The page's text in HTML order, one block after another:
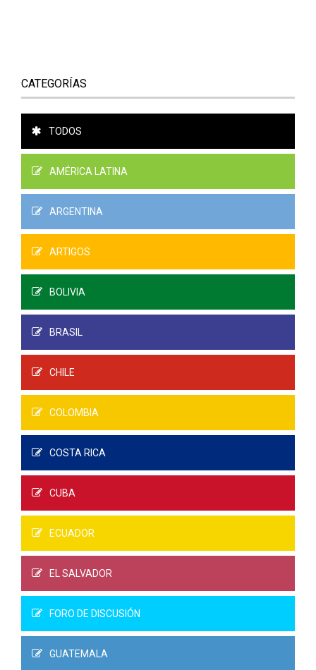
CATEGORÍAS
TODOS
AMÉRICA LATINA
ARGENTINA
ARTIGOS
BOLIVIA
BRASIL
CHILE
COLOMBIA
COSTA RICA
CUBA
ECUADOR
EL SALVADOR
FORO DE DISCUSIÓN
GUATEMALA